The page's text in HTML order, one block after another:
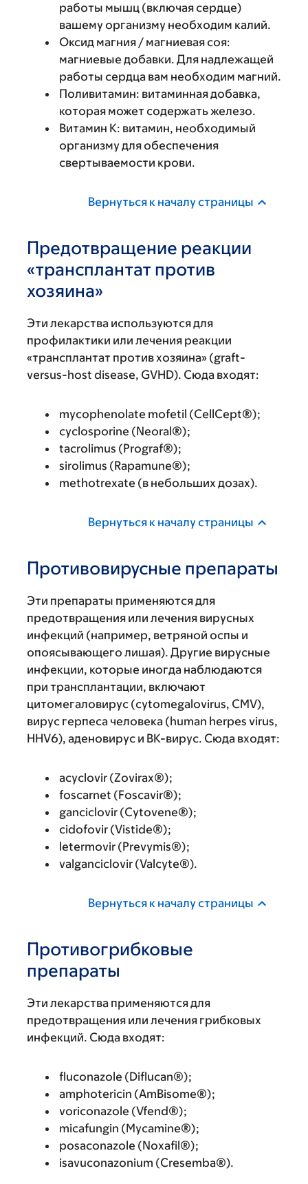
работы мышц (включая сердце)
вашему организму необходим калий.
Оксид магния / магниевая соя:
магниевые добавки. Для надлежащей
работы сердца вам необходим магний.
Поливитамин: витаминная добавка,
которая может содержать железо.
Витамин К: витамин, необходимый
организму для обеспечения
свертываемости крови.
Вернуться к началу страницы
Предотвращение реакции
«трансплантат против
хозяина»
Эти лекарства используются для
профилактики или лечения реакции
«трансплантат против хозяина» (graft-
versus-host disease, GVHD). Сюда входят:
mycophenolate mofetil (CellCept®);
cyclosporine (Neoral®);
tacrolimus (Prograf®);
sirolimus (Rapamune®);
methotrexate (в небольших дозах).
Вернуться к началу страницы
Противовирусные препараты
Эти препараты применяются для
предотвращения или лечения вирусных
инфекций (например, ветряной оспы и
опоясывающего лишая). Другие вирусные
инфекции, которые иногда наблюдаются
при трансплантации, включают
цитомегаловирус (cytomegalovirus, CMV),
вирус герпеса человека (human herpes virus,
HHV6), аденовирус и BK-вирус. Сюда входят:
acyclovir (Zovirax®);
foscarnet (Foscavir®);
ganciclovir (Cytovene®);
cidofovir (Vistide®);
letermovir (Prevymis®);
valganciclovir (Valcyte®).
Вернуться к началу страницы
Противогрибковые
препараты
Эти лекарства применяются для
предотвращения или лечения грибковых
инфекций. Сюда входят:
fluconazole (Diflucan®);
amphotericin (AmBisome®);
voriconazole (Vfend®);
micafungin (Mycamine®);
posaconazole (Noxafil®);
isavuconazonium (Cresemba®).